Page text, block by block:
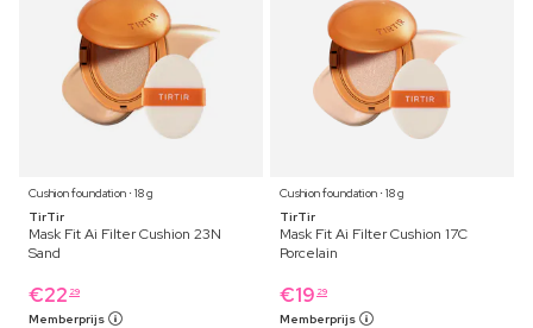
Cushion foundation ⋅ 18 g
TirTir
Mask Fit Ai Filter Cushion 23N
Sand
€22 29
Memberprijs
Cushion foundation ⋅ 18 g
TirTir
Mask Fit Ai Filter Cushion 17C
Porcelain
€19 29
Memberprijs